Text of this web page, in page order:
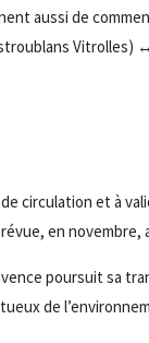
aussi de
Vitrolles)
circulation et à
en novembre,
poursuit sa
de